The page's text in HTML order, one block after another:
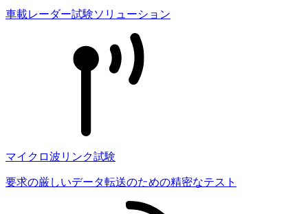
車載レーダー試験ソリューション
マイクロ波リンク試験
要求の厳しいデータ転送のための精密なテスト